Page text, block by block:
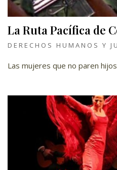
La Ruta Pacífica de
DERECHOS HUMANOS Y
Las mujeres que no paren